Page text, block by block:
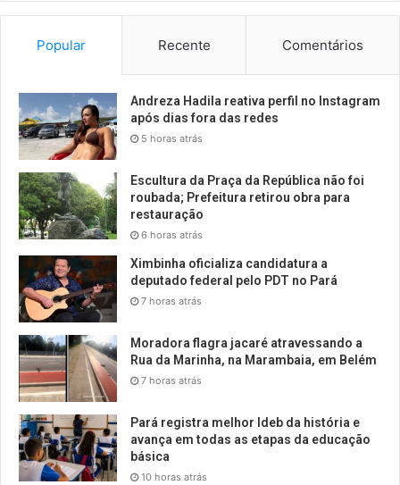
Popular Recente Comentários
Andreza Hadila reativa perfil no Instagram
após dias fora das redes
5 horas atrás
Escultura da Praça da República não foi
roubada; Prefeitura retirou obra para
restauração
6 horas atrás
Ximbinha oficializa candidatura a
deputado federal pelo PDT no Pará
7 horas atrás
Moradora flagra jacaré atravessando a
Rua da Marinha, na Marambaia, em Belém
7 horas atrás
Pará registra melhor Ideb da história e
avança em todas as etapas da educação
básica
10 horas atrás